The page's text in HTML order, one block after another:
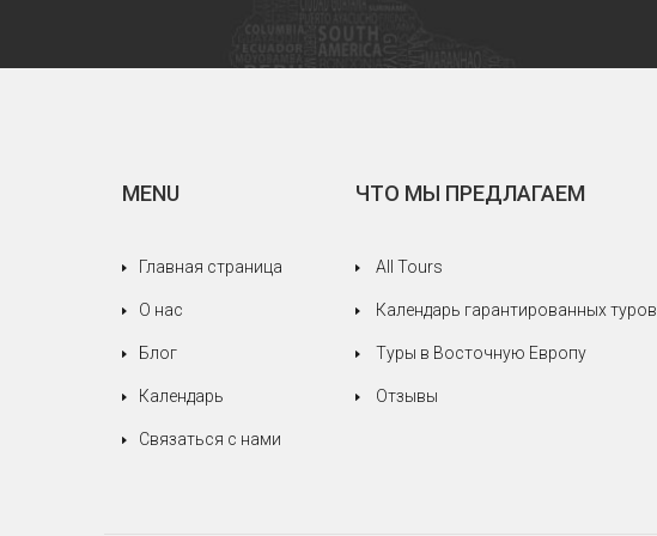
MENU
Главная страница
О нас
Блог
Календарь
Связаться с нами
ЧТО МЫ ПРЕДЛАГАЕМ
All Tours
Календарь гарантированных туров
Туры в Восточную Европу
Отзывы